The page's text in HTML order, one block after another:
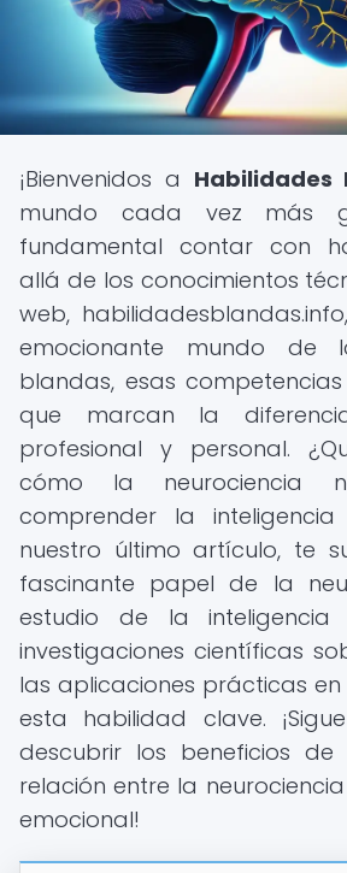
¡Bienvenidos a Habilidades
mundo cada vez más
fundamental contar con
allá de los conocimientos
web,
emocionante mundo de
blandas, esas
que marcan la
profesional y personal.
cómo la neurociencia
comprender la inteligencia
nuestro último artículo, te
fascinante papel de la
estudio de la inteligencia
investigaciones científicas
las aplicaciones prácticas
esta habilidad clave.
descubrir los beneficios
relación entre la
emocional!